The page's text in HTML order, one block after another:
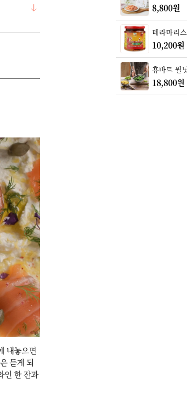
내놓으면
듣게 되
인 한 잔과
8,800원
테라마리
10,200원
휴바트 월
18,800원